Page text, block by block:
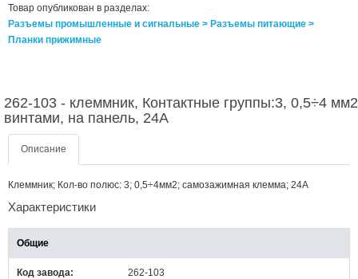
Товар опубликован в разделах:
Разъемы промышленные и сигнальные > Разъeмы питающие >
Планки прижимные
262-103 - клеммник, Контактные группы:3, 0,5÷4
винтами, на панель, 24А
Описание
Клеммник; Кол-во полюс: 3; 0,5÷4мм2; самозажимная клемма; 24А
Характеристики
Общие
Код завода 262-103